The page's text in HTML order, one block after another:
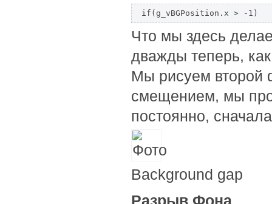
Что мы здесь
дважды теперь,
Мы рисуем второй
смещением, мы
постоянно,
Background gap
Разрыв Фона